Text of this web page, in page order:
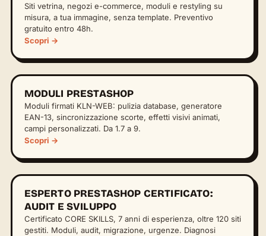
Siti vetrina, negozi e-commerce, moduli e restyling su
misura, a tua immagine, senza template. Preventivo
gratuito entro 48h.
Scopri →
MODULI PRESTASHOP
Moduli firmati KLN-WEB: pulizia database, generatore
EAN-13, sincronizzazione scorte, effetti visivi animati,
campi personalizzati. Da 1.7 a 9.
Scopri →
ESPERTO PRESTASHOP CERTIFICATO:
AUDIT E SVILUPPO
Certificato CORE SKILLS, 7 anni di esperienza, oltre 120 siti
gestiti. Moduli, audit, migrazione, urgenze. Diagnosi